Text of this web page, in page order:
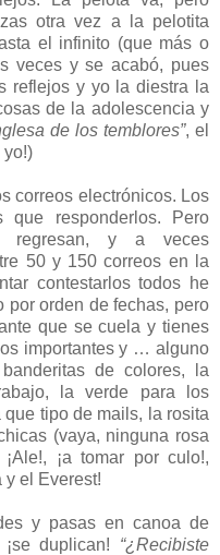
otra vez a la pelotita
el infinito (que más o
veces y se acabó, pues
reflejos y yo la diestra la
de la adolescencia y
de los temblores”, el
yo!)
correos electrónicos. Los
responderlos. Pero
regresan, y a veces
50 y 150 correos en la
contestarlos todos he
por orden de fechas, pero
que se cuela y tienes
importantes y … alguno
de colores, la
la verde para los
tipo de mails, la rosita
(vaya, ninguna rosa
¡a tomar por culo!,
y el Everest!
y pasas en canoa de
duplican! “¿Recibiste